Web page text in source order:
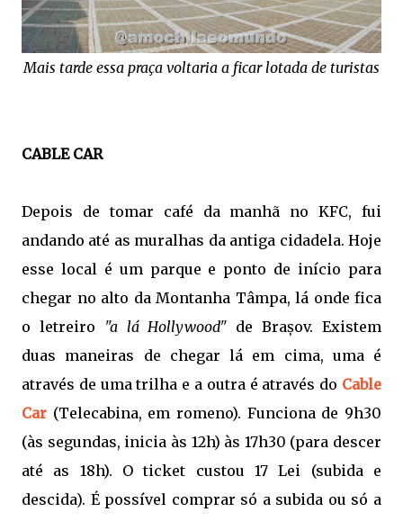
Mais tarde essa praça voltaria a ficar lotada de turistas
CABLE CAR
Depois de tomar café da manhã no KFC, fui
andando até as muralhas da antiga cidadela. Hoje
esse local é um parque e ponto de início para
chegar no alto da Montanha Tâmpa, lá onde fica
o letreiro
"a lá Hollywood" de Brașov. Existem
duas maneiras de chegar lá em cima, uma é
através de uma trilha e a outra é através do Cable
Car (Telecabina, em romeno). Funciona de 9h30
(às segundas, inicia às 12h) às 17h30 (para descer
até as 18h). O ticket custou 17 Lei (subida e
descida). É possível comprar só a subida ou só a